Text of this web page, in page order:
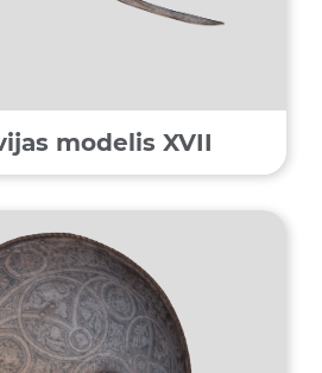
modelis XVII